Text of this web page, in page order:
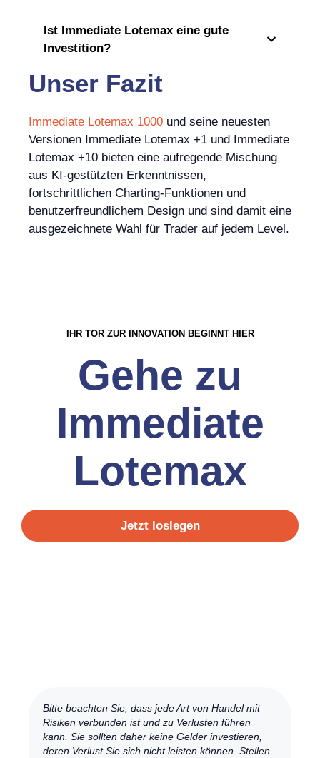
Ist Immediate Lotemax eine gute
Investition?
Unser Fazit
Immediate Lotemax 1000 und seine neuesten
Versionen Immediate Lotemax +1 und Immediate
Lotemax +10 bieten eine aufregende Mischung
aus KI-gestützten Erkenntnissen,
fortschrittlichen Charting-Funktionen und
benutzerfreundlichem Design und sind damit eine
ausgezeichnete Wahl für Trader auf jedem Level.
IHR TOR ZUR INNOVATION BEGINNT HIER
Gehe zu
Immediate
Lotemax
Jetzt loslegen
Bitte beachten Sie, dass jede Art von Handel mit
Risiken verbunden ist und zu Verlusten führen
kann. Sie sollten daher keine Gelder investieren,
deren Verlust Sie sich nicht leisten können. Stellen